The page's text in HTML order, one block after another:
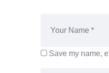
Save my name,